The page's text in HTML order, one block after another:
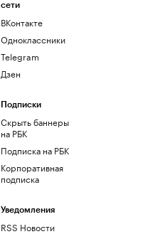
сети
ВКонтакте
Одноклассники
Telegram
Дзен
Подписки
Скрыть баннеры
на РБК
Подписка на РБК
Корпоративная
подписка
Уведомления
RSS Новости